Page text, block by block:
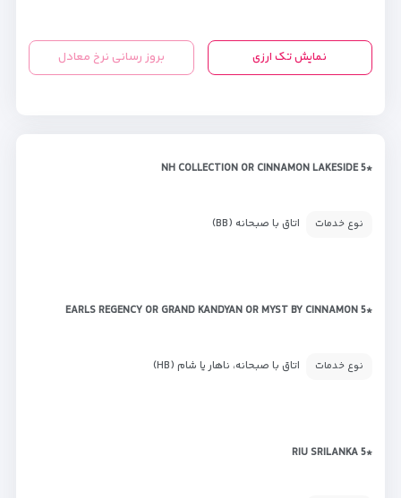
نمایش تک ارزی بروز رسانی نرخ معادل
*NH COLLECTION OR CINNAMON LAKESIDE 5
نوع خدمات اتاق با صبحانه (BB)
*EARLS REGENCY OR GRAND KANDYAN OR MYST BY CINNAMON 5
نوع خدمات اتاق با صبحانه، ناهار یا شام (HB)
*RIU SRILANKA 5